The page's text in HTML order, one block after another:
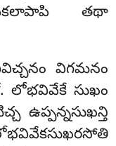
తథా
విగమనం
సుఖం
ఉప్పన్నసుఖన్తి